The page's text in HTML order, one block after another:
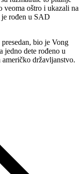
veoma oštro i ukazali na
rođen u SAD
bio je Vong
dete rođeno u
državljanstvo.